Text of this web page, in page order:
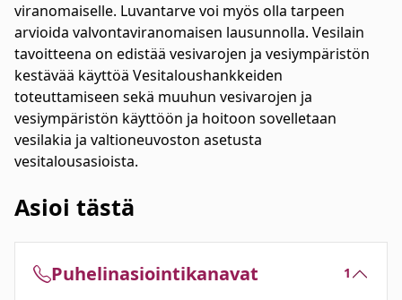
viranomaiselle. Luvantarve voi myös olla tarpeen
arvioida valvontaviranomaisen lausunnolla. Vesilain
tavoitteena on edistää vesivarojen ja vesiympäristön
kestävää käyttöä Vesitaloushankkeiden
toteuttamiseen sekä muuhun vesivarojen ja
vesiympäristön käyttöön ja hoitoon sovelletaan
vesilakia ja valtioneuvoston asetusta
vesitalousasioista.
Asioi tästä
Puhelinasiointikanavat 1